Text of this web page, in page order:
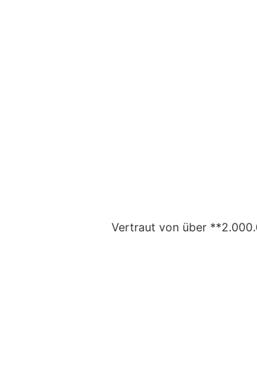
Vertraut von über